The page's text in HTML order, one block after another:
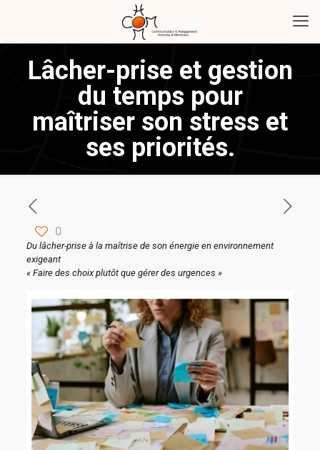
Lâcher-prise et gestion
du temps pour
maîtriser son stress et
ses priorités.
0
Du lâcher-prise à la maîtrise de son énergie en environnement
exigeant
« Faire des choix plutôt que gérer des urgences »